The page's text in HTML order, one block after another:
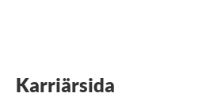
Karriärsida